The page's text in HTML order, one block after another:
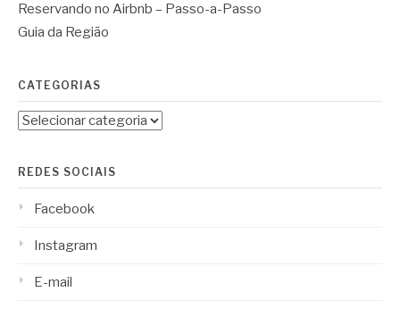
Reservando no Airbnb – Passo-a-Passo
Guia da Região
CATEGORIAS
REDES SOCIAIS
Facebook
Instagram
E-mail